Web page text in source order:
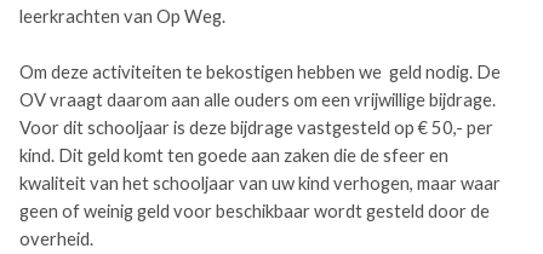
leerkrachten van Op Weg.
Om deze activiteiten te bekostigen hebben we geld nodig. De
OV vraagt daarom aan alle ouders om een vrijwillige bijdrage.
Voor dit schooljaar is deze bijdrage vastgesteld op € 50,- per
kind. Dit geld komt ten goede aan zaken die de sfeer en
kwaliteit van het schooljaar van uw kind verhogen, maar waar
geen of weinig geld voor beschikbaar wordt gesteld door de
overheid.